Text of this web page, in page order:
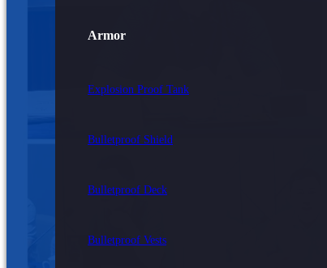
Armor
Explosion Proof Tank
Bulletproof Shield
Bulletproof Deck
Bulletproof Vests